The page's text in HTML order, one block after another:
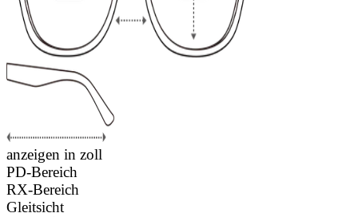
anzeigen in zoll
PD-Bereich
RX-Bereich
Gleitsicht